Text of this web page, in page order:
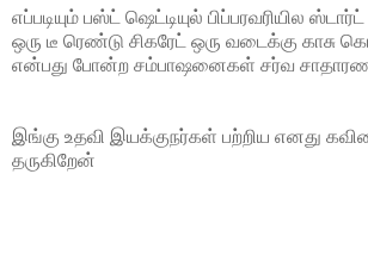
எப்படியும் பஸ்ட் ஷெட்டியுல் பிப்பரவரியில
ஒரு டீ ரெண்டு சிகரேட் ஒரு வடைக்கு காசு
என்பது போன்ற சம்பாஷனைகள் சர்வ
இங்கு உதவி இயக்குநர்கள் பற்றிய எனது
தருகிறேன்